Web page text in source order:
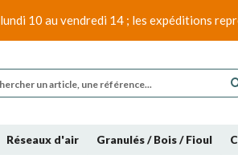
10 au vendredi 14 ; les expéditions
Réseaux d'air Granulés / Bois / Fioul